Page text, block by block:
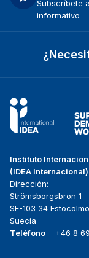
Subscríbete
informativo
Instituto
(IDEA Internacional)
Dirección:
Strömsborgsbron 1
SE-103 34 Estocolmo
Suecia
Teléfono
+46 8